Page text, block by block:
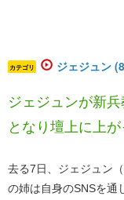
カテゴリ ジェジュン
ジェジュンが新
となり壇上に上が
去る7日、ジェジュン
の姉は自身のSNSを通